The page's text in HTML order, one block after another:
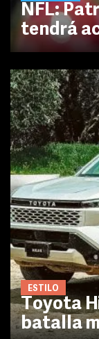
NFL:
tendrá
ESTILO
Toyota
batalla